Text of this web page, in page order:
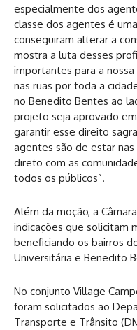
especialmente dos
classe dos agentes é
conseguiram alterar a
mostra a luta desses
importantes para a
nas ruas por toda a
no Benedito Bentes ao
projeto seja aprovado
garantir esse direito
agentes são de estar nas
direto com as
todos os públicos”.
Além da moção, a
indicações que solicitam
beneficiando os bairros
Universitária e Benedito
No conjunto Village
foram solicitados ao
Transporte e Trânsito